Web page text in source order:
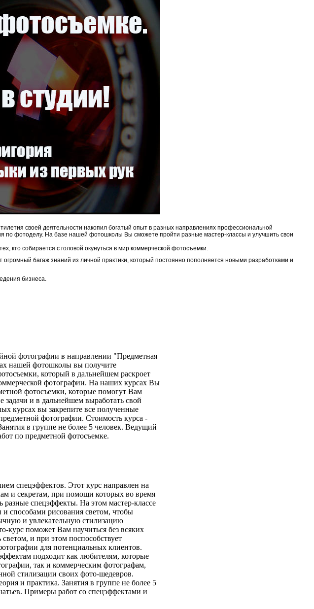
своей деятельности накопил богатый опыт в разных направлениях профессиональной
по фотоделу. На базе нашей фотошколы Вы сможете пройти разные мастер-классы и улучшить свои
кто собирается с головой окунуться в мир коммерческой фотосъемки.
багаж знаний из личной практики, который постоянно пополняется новыми разработками и
бизнеса.
фотографии в направлении "Предметная
нашей фотошколы вы получите
который в дальнейшем раскроет
фотографии. На наших курсах Вы
фотосъемки, которые помогут Вам
задачи и в дальнейшем выработать свой
курсах вы закрепите все полученные
фотографии. Стоимость курса -
в группе не более 5 человек. Ведущий
по предметной фотосъемке.
спецэффектов. Этот курс направлен на
и секретам, при помощи которых во время
разные спецэффекты. На этом мастер-классе
способами рисования светом, чтобы
и увлекательную стилизацию
курс поможет Вам научиться без всяких
и при этом поспособствует
для потенциальных клиентов.
подходит как любителям, которые
так и коммерческим фотографам,
стилизации своих фото-шедевров.
и практика. Занятия в группе не более 5
Примеры работ со спецэффектами и